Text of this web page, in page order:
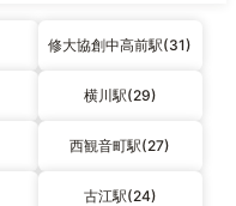
修大協創中高前駅(31)
横川駅(29)
西観音町駅(27)
古江駅(24)